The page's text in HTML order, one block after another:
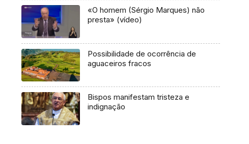
«O homem (Sérgio Marques) não
presta» (vídeo)
Possibilidade de ocorrência de
aguaceiros fracos
Bispos manifestam tristeza e
indignação